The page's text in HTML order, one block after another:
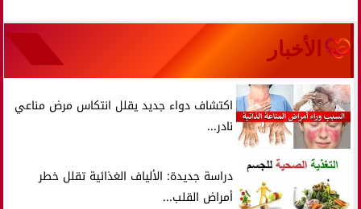
الأخبار
اكتشاف دواء جديد يقلل انتكاس مرض مناعي
نادر...
دراسة جديدة: الألياف الغذائية تقلل خطر
أمراض القلب...